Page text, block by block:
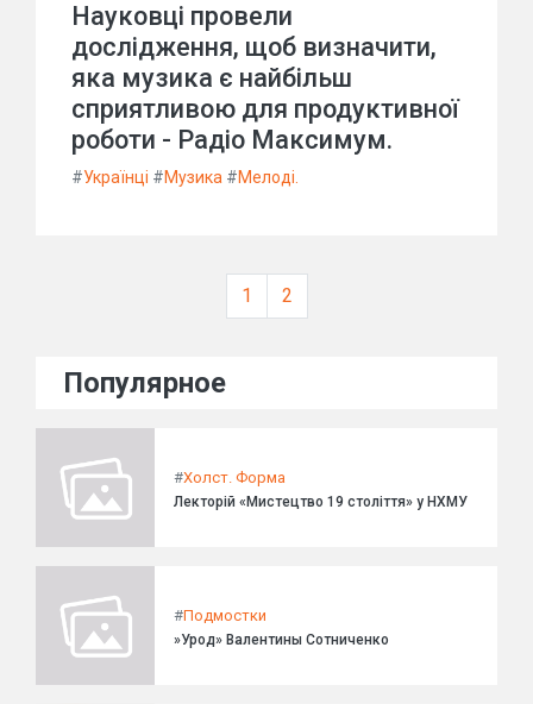
Науковці провели
дослідження, щоб визначити,
яка музика є найбільш
сприятливою для продуктивної
роботи - Радіо Максимум.
#Українці #Музика #Мелоді.
1 2
Популярное
#Холст. Форма
Лекторій «Мистецтво 19 століття» у НХМУ
#Подмостки
»Урод» Валентины Сотниченко